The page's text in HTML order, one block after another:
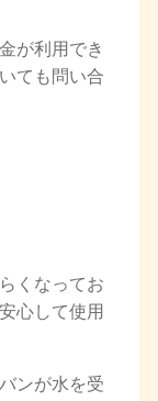
が利用でき
ても問い合
くなってお
心して使用
ンが水を受